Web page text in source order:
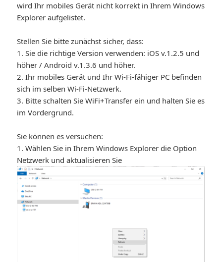
wird Ihr mobiles Gerät nicht korrekt in Ihrem Windows
Explorer aufgelistet.
Stellen Sie bitte zunächst sicher, dass:
1. Sie die richtige Version verwenden: iOS v.1.2.5 und
höher / Android v.1.3.6 und höher.
2. Ihr mobiles Gerät und Ihr Wi-Fi-fähiger PC befinden
sich im selben Wi-Fi-Netzwerk.
3. Bitte schalten Sie WiFi+Transfer ein und halten Sie es
im Vordergrund.
Sie können es versuchen:
1. Wählen Sie in Ihrem Windows Explorer die Option
Netzwerk und aktualisieren Sie